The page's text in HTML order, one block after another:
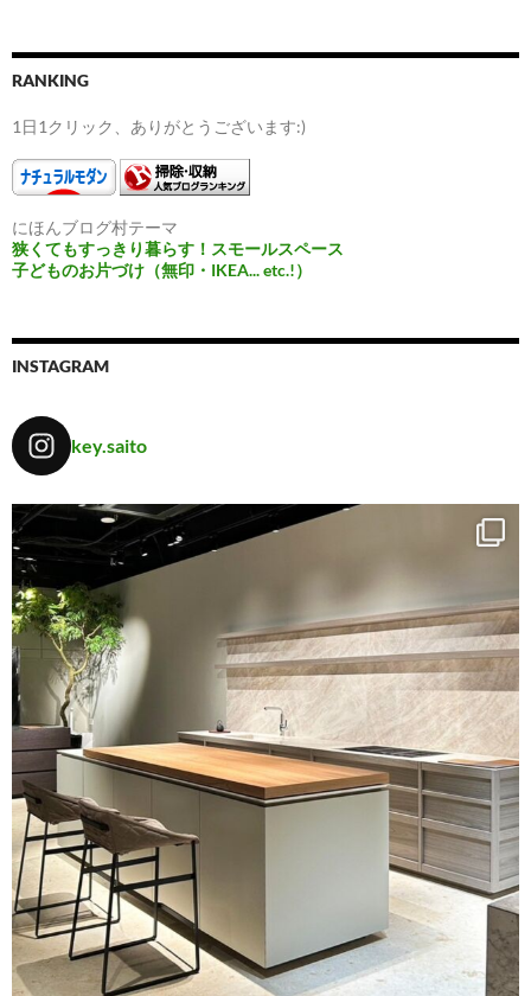
RANKING
1日1クリック、ありがとうございます:)
にほんブログ村テーマ
狭くてもすっきり暮らす！スモールスペース
子どものお片づけ（無印・IKEA... etc.!）
INSTAGRAM
key.saito